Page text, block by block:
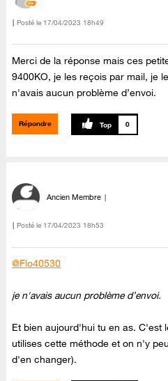
Posté le ‎17/04/2023 18h49
Merci de la réponse mais ces
9400KO, je les reçois par mail, je
n'avais aucun problème d’envoi.
Répondre 0
Ancien Membre
Posté le ‎17/04/2023 18h53
@Flo40530
je n'avais aucun problème d’envoi.
Et bien aujourd'hui tu en as. C'est
utilises cette méthode et on n'y
d'en changer).